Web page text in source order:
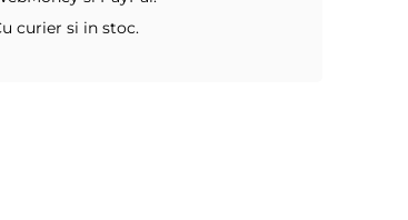
curier si in stoc.